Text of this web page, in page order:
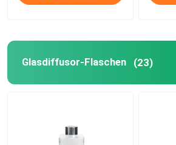
Glasdiffusor-Flaschen (23)